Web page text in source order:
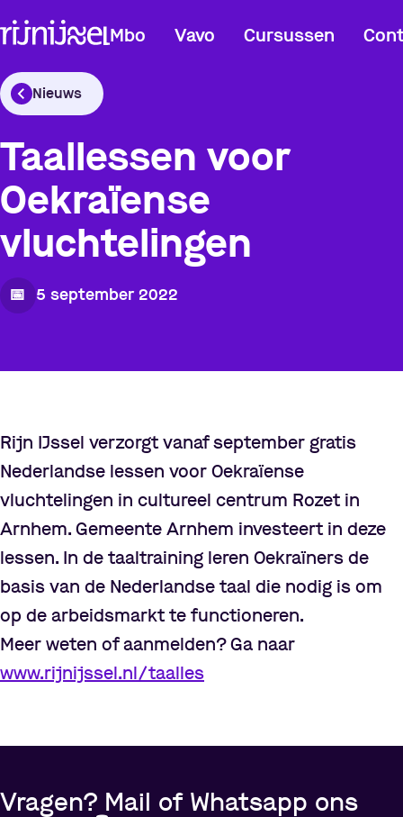
Mbo Vavo Cursussen
Nieuws
Taallessen voor
Oekraïense
vluchtelingen
📅 5 september 2022
Rijn IJssel verzorgt vanaf september gratis
Nederlandse lessen voor Oekraïense
vluchtelingen in cultureel centrum Rozet in
Arnhem. Gemeente Arnhem investeert in deze
lessen. In de taaltraining leren Oekraïners de
basis van de Nederlandse taal die nodig is om
op de arbeidsmarkt te functioneren.
Meer weten of aanmelden? Ga naar
www.rijnijssel.nl/taalles
Vragen? Mail of Whatsapp ons